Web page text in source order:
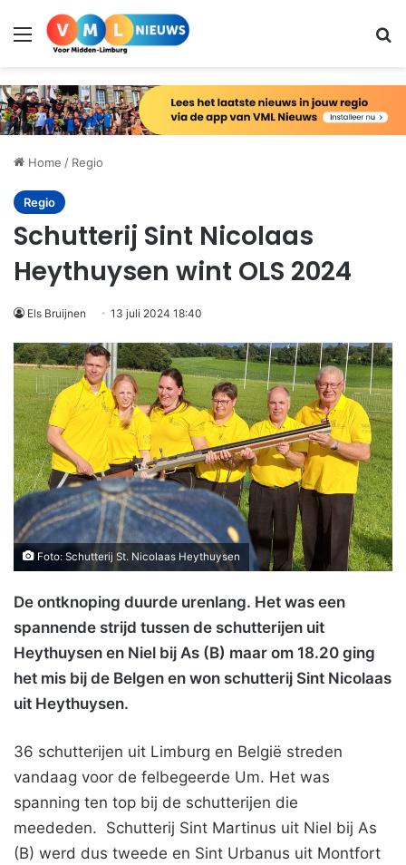
Menu
Home / Regio
Regio
Schutterij Sint Nicolaas
Heythuysen wint OLS 2024
Els Bruijnen 13 juli 2024 18:40
Foto: Schutterij St. Nicolaas Heythuysen
De ontknoping duurde urenlang. Het was een
spannende strijd tussen de schutterijen uit
Heythuysen en Niel bij As (B) maar om 18.20 ging
het mis bij de Belgen en won schutterij Sint Nicolaas
uit Heythuysen.
36 schutterijen uit Limburg en België streden
vandaag voor de felbegeerde Um. Het was
spanning ten top bij de schutterijen die
meededen. Schutterij Sint Martinus uit Niel bij As
(B) werd dus tweede en Sint Urbanus uit Montfort